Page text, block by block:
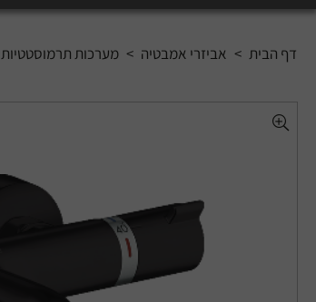
דף הבית > אביזרי אמבטיה > מערכות תרמוסטטיות